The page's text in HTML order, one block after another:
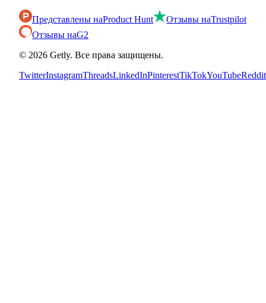
Представлены наProduct Hunt Отзывы наTrustpilot
Отзывы наG2
© 2026 Getly. Все права защищены.
TwitterInstagramThreadsLinkedInPinterestTikTokYouTubeReddit